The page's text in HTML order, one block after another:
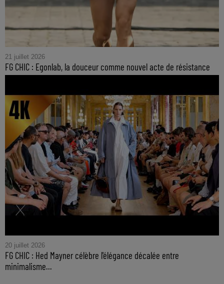
21 juillet 2026
FG CHIC : Egonlab, la douceur comme nouvel acte de résistance
20 juillet 2026
FG CHIC : Hed Mayner célèbre l'élégance décalée entre
minimalisme...